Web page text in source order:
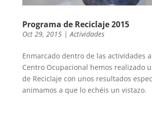
Programa de Reciclaje 2015
Oct 29, 2015| Actividades
Enmarcado dentro de las actividades
Centro Ocupacional hemos realizado
de Reciclaje con unos resultados
animamos a que lo echéis un